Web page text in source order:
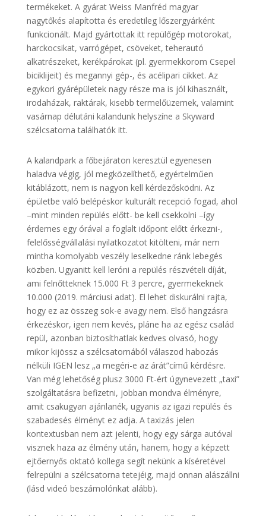
termékeket. A gyárat Weiss Manfréd magyar
nagytőkés alapította és eredetileg lőszergyárként
funkcionált. Majd gyártottak itt repülőgép motorokat,
harckocsikat, varrógépet, csöveket, teherautó
alkatrészeket, kerékpárokat (pl. gyermekkorom Csepel
biciklijeit) és megannyi gép-, és acélipari cikket. Az
egykori gyárépületek nagy része ma is jól kihasznált,
irodaházak, raktárak, kisebb termelőüzemek, valamint
vasárnap délutáni kalandunk helyszíne a Skyward
szélcsatorna találhatók itt.
A kalandpark a főbejáraton keresztül egyenesen
haladva végig, jól megközelíthető, egyértelműen
kitáblázott, nem is nagyon kell kérdezősködni. Az
épületbe való belépéskor kulturált recepció fogad, ahol
–mint minden repülés előtt- be kell csekkolni –így
érdemes egy órával a foglalt időpont előtt érkezni-,
felelősségvállalási nyilatkozatot kitölteni, már nem
mintha komolyabb veszély leselkedne ránk lebegés
közben. Ugyanitt kell leróni a repülés részvételi díját,
ami felnőtteknek 15.000 Ft 3 percre, gyermekeknek
10.000 (2019. márciusi adat). El lehet diskurálni rajta,
hogy ez az összeg sok-e avagy nem. Első hangzásra
érkezéskor, igen nem kevés, pláne ha az egész család
repül, azonban biztosíthatlak kedves olvasó, hogy
mikor kijössz a szélcsatornából válaszod habozás
nélküli IGEN lesz „a megéri-e az árát”című kérdésre.
Van még lehetőség plusz 3000 Ft-ért úgynevezett „taxi”
szolgáltatásra befizetni, jobban mondva élményre,
amit csakugyan ajánlanék, ugyanis az igazi repülés és
szabadesés élményt ez adja. A taxizás jelen
kontextusban nem azt jelenti, hogy egy sárga autóval
visznek haza az élmény után, hanem, hogy a képzett
ejtőernyős oktató kollega segít nekünk a kíséretével
felrepülni a szélcsatorna tetejéig, majd onnan alászállni
(lásd videó beszámolónkat alább).